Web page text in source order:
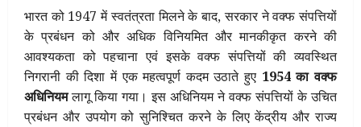
भारत को 1947 में स्वतंत्रता मिलने के बाद, सरकार ने वक्फ संपत्तियों
के प्रबंधन को और अधिक विनियमित और मानकीकृत करने की
आवश्यकता को पहचाना एवं इसके वक्फ संपत्तियों की व्यवस्थित
निगरानी की दिशा में एक महत्वपूर्ण कदम उठाते हुए 1954 का वक्फ
अधिनियमलागू किया गया। इस अधिनियम ने वक्फ संपत्तियों के उचित
प्रबंधन और उपयोग को सुनिश्चित करने के लिए केंद्रीय और राज्य